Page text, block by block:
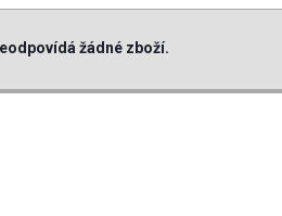
žádné zboží.